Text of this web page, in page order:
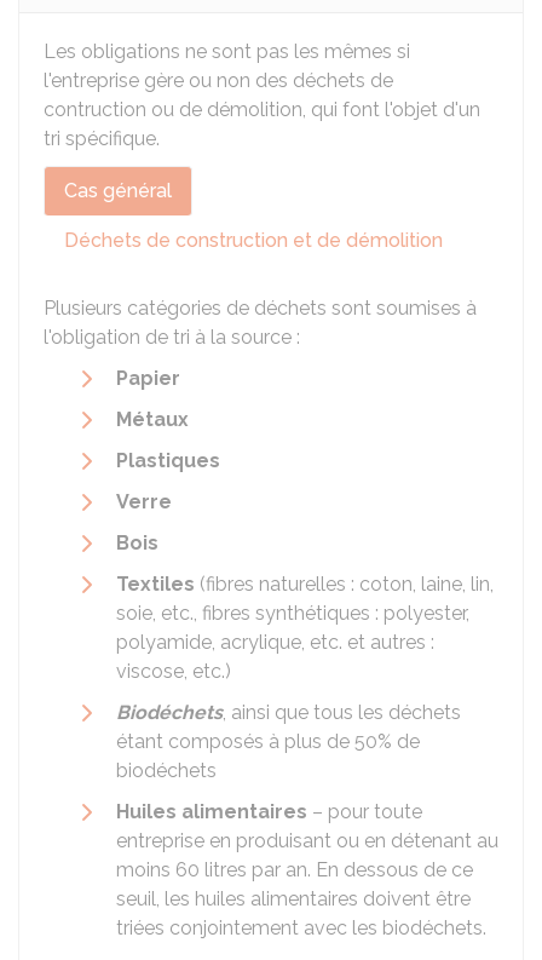
Les obligations ne sont pas les mêmes si
l'entreprise gère ou non des déchets de
contruction ou de démolition, qui font l'objet d'un
tri spécifique.
Cas général
Déchets de construction et de démolition
Plusieurs catégories de déchets sont soumises à
l'obligation de tri à la source :
Papier
Métaux
Plastiques
Verre
Bois
Textiles (fibres naturelles : coton, laine, lin,
soie, etc., fibres synthétiques : polyester,
polyamide, acrylique, etc. et autres :
viscose, etc.)
Biodéchets, ainsi que tous les déchets
étant composés à plus de 50% de
biodéchets
Huiles alimentaires – pour toute
entreprise en produisant ou en détenant au
moins 60 litres par an. En dessous de ce
seuil, les huiles alimentaires doivent être
triées conjointement avec les biodéchets.